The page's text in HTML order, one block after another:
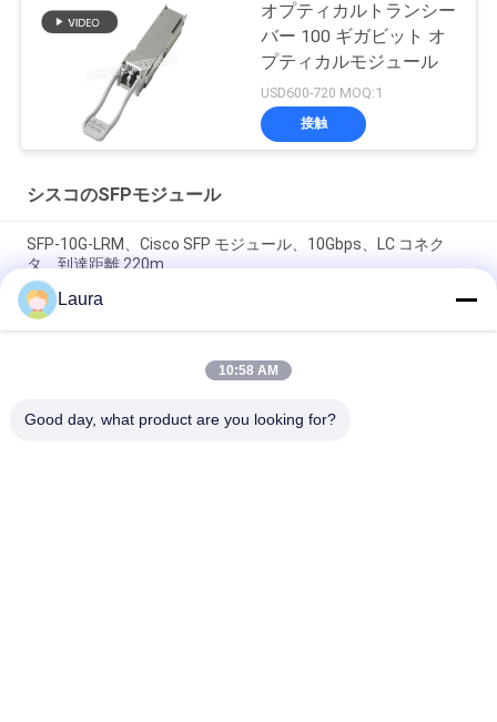
オプティカルトランシー
バー 100 ギガビット オ
プティカルモジュール
USD600-720 MOQ:1
接触
シスコのSFPモジュール
SFP-10G-LRM、Cisco SFP モジュール、10Gbps、LC コネク
タ、到達距離 220m
SFP-10G-SR Cisco 互換 SFP+ モジュール | 10GBASE-SR 850nm
MMF トランシーバー
SFP-10G-SR-S、Cisco SFP+ トランシーバー、
Laura
10:58 AM
Good day, what product are you looking for?